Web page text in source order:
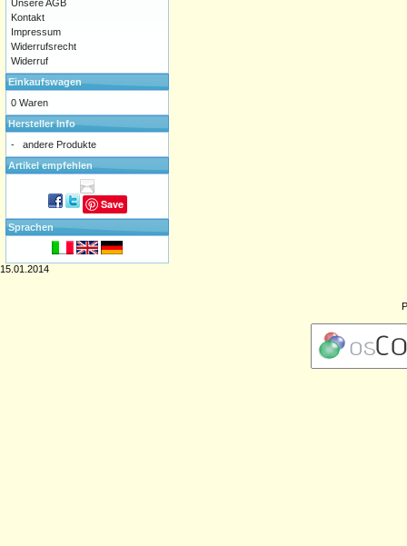
Unsere AGB
Kontakt
Impressum
Widerrufsrecht
Widerruf
Einkaufswagen
0 Waren
Hersteller Info
-
andere Produkte
Artikel empfehlen
Save
Sprachen
15.01.2014